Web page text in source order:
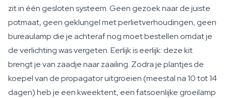
zit in één gesloten systeem. Geen gezoek naar de juiste
potmaat, geen geklungel met perlietverhoudingen, geen
bureaulamp die je achteraf nog moet bestellen omdat je
de verlichting was vergeten. Eerlijk is eerlijk: deze kit
brengt je van zaadje naar zaailing. Zodra je plantjes de
koepel van de propagator uitgroeien (meestal na 10 tot 14
dagen) heb je een kweektent, een fatsoenlijke groeilamp